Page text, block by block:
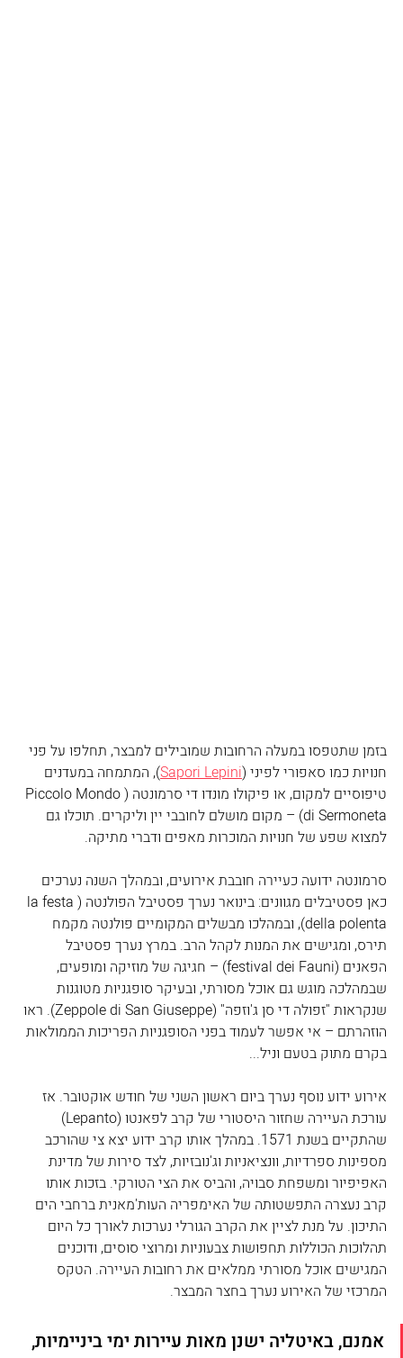
בזמן שתטפסו במעלה הרחובות שמובילים למבצר, תחלפו על פני
חנויות כמו סאפורי לפיני (Sapori Lepini), המתמחה במעדנים
טיפוסיים למקום, או פיקולו מונדו די סרמונטה (Piccolo Mondo
di Sermoneta) – מקום מושלם לחובבי יין וליקרים. תוכלו גם
למצוא שפע של חנויות המוכרות מאפים ודברי מתיקה.
סרמונטה ידועה כעיירה חובבת אירועים, ובמהלך השנה נערכים
כאן פסטיבלים מגוונים: בינואר נערך פסטיבל הפולנטה (la festa
della polenta), ובמהלכו מבשלים המקומיים פולנטה מקמח
תירס, ומגישים את המנות לקהל הרב. במרץ נערך פסטיבל
הפאנים (festival dei Fauni) – חגיגה של מוזיקה ומופעים,
שבמהלכה מוגש גם אוכל מסורתי, ובעיקר סופגניות מטוגנות
שנקראות "זפולה די סן ג'וזפה" (Zeppole di San Giuseppe). ראו
הוזהרתם – אי אפשר לעמוד בפני הסופגניות הפריכות הממולאות
בקרם מתוק בטעם וניל...
אירוע ידוע נוסף נערך ביום ראשון השני של חודש אוקטובר. אז
עורכת העיירה שחזור היסטורי של קרב לפאנטו (Lepanto)
שהתקיים בשנת 1571. במהלך אותו קרב ידוע יצא צי שהורכב
מספינות ספרדיות, וונציאניות וג'נובזיות, לצד סירות של מדינת
האפיפיור ומשפחת סבויה, והביס את הצי הטורקי. בזכות אותו
קרב נעצרה התפשטותה של האימפריה העות'מאנית ברחבי הים
התיכון. על מנת לציין את הקרב הגורלי נערכות לאורך כל היום
תהלוכות הכוללות תחפושות צבעוניות ומרוצי סוסים, ודוכנים
המגישים אוכל מסורתי ממלאים את רחובות העיירה. הטקס
המרכזי של האירוע נערך בחצר המבצר.
אמנם, באיטליה ישנן מאות עיירות ימי ביניימיות,